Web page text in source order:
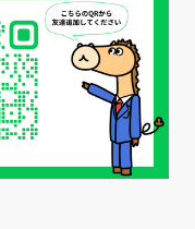
校生採用
#不法就労
#ベネフィット
#採用力